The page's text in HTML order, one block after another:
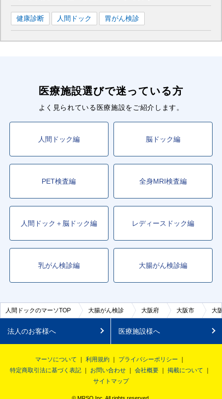
健康診断 人間ドック 胃がん検診
医療施設選びで迷っている方
よく見られている医療施設をご紹介します。
人間ドック編 脳ドック編
PET検査編 全身MRI検査編
人間ドック＋脳ドック編 レディースドック編
乳がん検診編 大腸がん検診編
人間ドックのマーソTOP 大腸がん検診 大阪府 大阪市 大
法人のお客様へ 医療施設様へ
マーソについて 利用規約
プライバシーポリシー
特定商取引法に基づく表記
お問い合わせ 会社概要
掲載について
サイトマップ